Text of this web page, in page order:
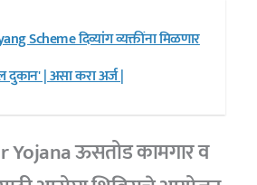
Scheme दिव्यांग व्यक्तींना मिळणार
दुकान' | असा करा अर्ज |
Yojanaऊसतोड कामगार व